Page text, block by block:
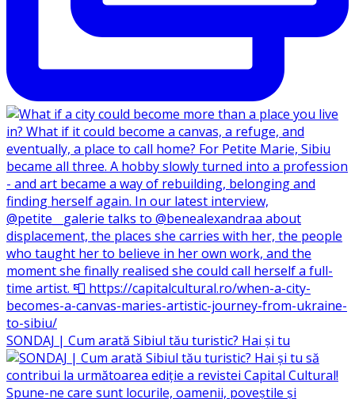
SONDAJ | Cum arată Sibiul tău turistic? Hai și tu